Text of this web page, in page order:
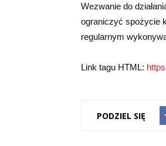
Wezwanie do
ograniczyć spożycie
regularnym
Link tagu HTML:
PODZIEL SIĘ